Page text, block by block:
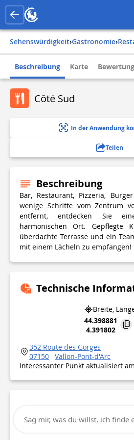
Sehenswürdigkeit› Gastronomie›
Beschreibung Karte
Côté Sud
In der Anwendung
Teilen
Beschreibung
Bar, Restaurant, Pizzeria,
wenige Schritte vom Zentrum
entfernt, entdecken Sie
harmonischen Ort. Gepflegte
überdachte Terrasse und ein
mit einem Lächeln zu empfangen!
Technische
Breite,
44.398881
4.391802
352 Route des Gorges
07150
Vallon-Pont-d'Arc
Interessanter Punkt aktualisiert am
Sag mir, was du willst, ich finde